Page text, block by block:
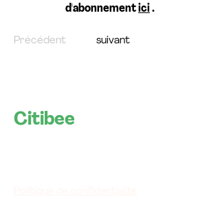
d'abonnementici.
Précédent suivant
Citibee